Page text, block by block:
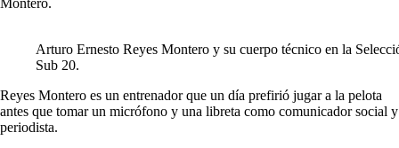
Arturo Ernesto Reyes Montero y su cuerpo técnico en la
Sub 20.
Reyes Montero es un entrenador que un día prefirió jugar a la pelota
antes que tomar un micrófono y una libreta como comunicador social y
periodista.